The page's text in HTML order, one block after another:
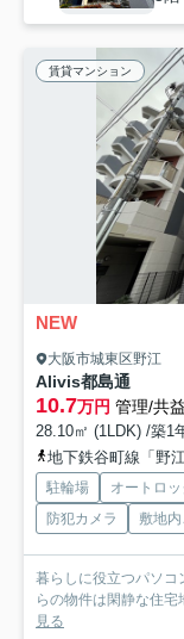
賃貸マンション
NEW
大阪市城東区野江
Alivis都島通
10.7万円 管理/共
28.10㎡ (1LDK) /築1
地下鉄谷町線「野
駐輪場 オートロッ
防犯カメラ
敷地
暮らしに役立つパソコ
らの物件は閑静な住
見る